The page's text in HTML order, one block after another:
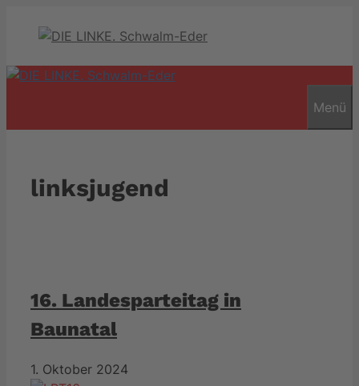
Menü
linksjugend
16. Landesparteitag in
Baunatal
1. Oktober 2024